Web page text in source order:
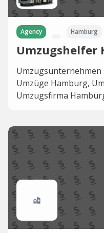
Agency Hamburg
Umzugshelfer
Umzüge Hamburg,
Umzugsfirma